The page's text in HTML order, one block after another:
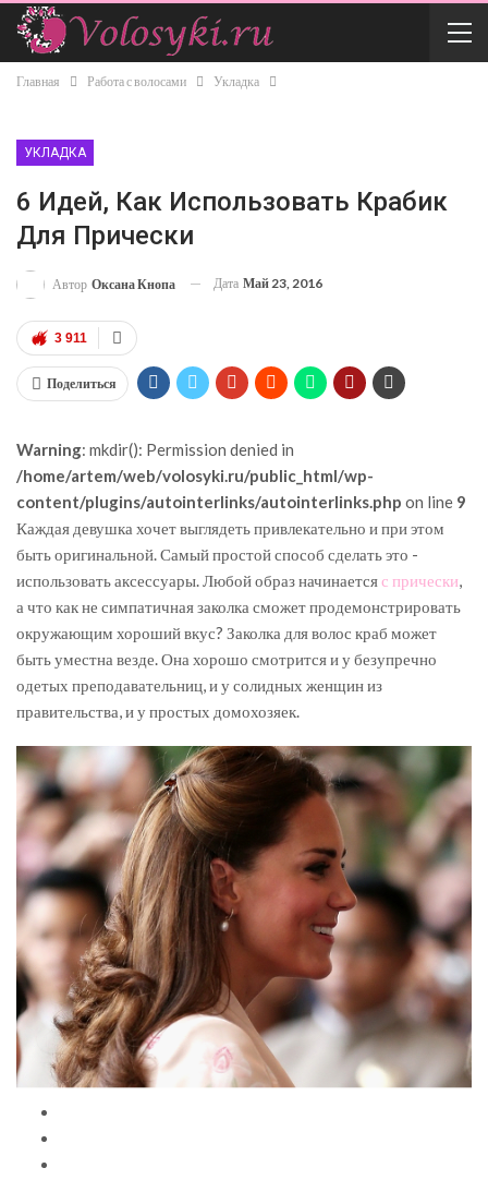
Главная Работа с волосами Укладка
УКЛАДКА
6 Идей, Как Использовать Крабик
Для Прически
Автор Оксана Кнопа Дата Май 23, 2016
3 911
Поделиться
Warning: mkdir(): Permission denied in
/home/artem/web/volosyki.ru/public_html/wp-
content/plugins/autointerlinks/autointerlinks.php on line 9
Каждая девушка хочет выглядеть привлекательно и при этом
быть оригинальной. Самый простой способ сделать это -
использовать аксессуары. Любой образ начинаетсяс прически,
а что как не симпатичная заколка сможет продемонстрировать
окружающим хороший вкус? Заколка для волос краб может
быть уместна везде. Она хорошо смотрится и у безупречно
одетых преподавательниц, и у солидных женщин из
правительства, и у простых домохозяек.